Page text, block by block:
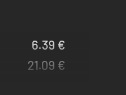
pour les quatre
6.39 €
21.09 €